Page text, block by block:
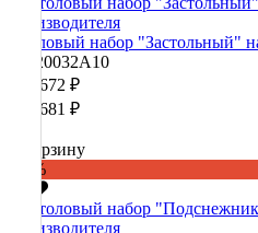
Столовый набор "Застольный"
90020032А10
396 672 ₽
991 681 ₽
В корзину
-60%